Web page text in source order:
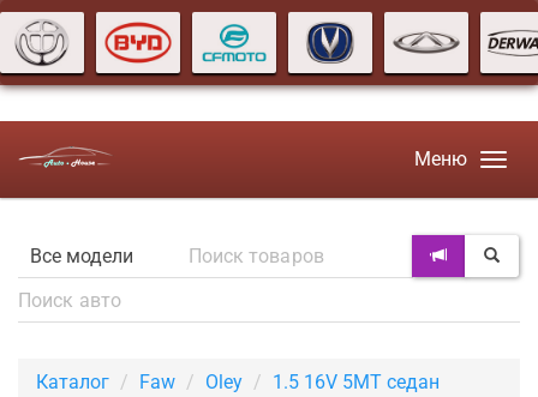
Меню
Каталог Faw Oley
1.5 16V 5MT седан